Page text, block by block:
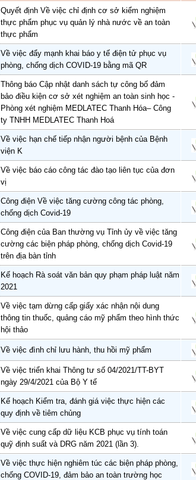
Quyết định Về việc chỉ định cơ sở kiểm nghiệm
thực phẩm phục vụ quản lý nhà nước về an toàn
thực phẩm
Về việc đẩy mạnh khai báo y tế điện tử phục vụ
phòng, chống dịch COVID-19 bằng mã QR
Thông báo Cập nhật danh sách tự công bố đảm
bảo điều kiện cơ sở xét nghiệm an toàn sinh học -
Phòng xét nghiệm MEDLATEC Thanh Hóa– Công
ty TNHH MEDLATEC Thanh Hoá
Về việc hạn chế tiếp nhận người bệnh của Bệnh
viện K
Về việc báo cáo công tác đào tạo liên tục của đơn
vị
Công điện Về việc tăng cường công tác phòng,
chống dịch Covid-19
Công điện của Ban thường vụ Tỉnh ủy về việc tăng
cường các biện pháp phòng, chống dịch Covid-19
trên địa bàn tỉnh
Kế hoạch Rà soát văn bản quy phạm pháp luật năm
2021
Về việc tạm dừng cấp giấy xác nhận nội dung
thông tin thuốc, quảng cáo mỹ phẩm theo hình thức
hội thảo
Về việc đình chỉ lưu hành, thu hồi mỹ phẩm
Về việc triển khai Thông tư số 04/2021/TT-BYT
ngày 29/4/2021 của Bộ Y tế
Kế hoạch Kiểm tra, đánh giá việc thực hiện các
quy định về tiêm chủng
Về việc cung cấp dữ liệu KCB phục vụ tính toán
quỹ định suất và DRG năm 2021 (lần 3).
Về việc thực hiện nghiêm túc các biện pháp phòng,
chống COVID-19, đảm bảo an toàn trường học